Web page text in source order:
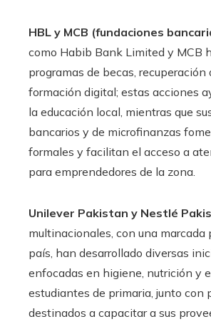
HBL y MCB (fundaciones
como Habib Bank Limited y MCB
programas de becas, recuperación
formación digital; estas acciones
la educación local, mientras que
bancarios y de microfinanzas
formales y facilitan el acceso a
para emprendedores de la zona.
Unilever Pakistan y Nestlé
multinacionales, con una marcada
país, han desarrollado diversas
enfocadas en higiene, nutrición y
estudiantes de primaria, junto con
destinados a capacitar a sus